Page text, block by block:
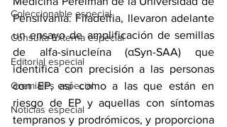
Coleccionable especial
Consulta Externa especial
Editorial especial
Gremiales especial
Noticias especial
Pensilvania. Filadelfia, llevaron adelante
un ensayo de amplificación de semillas
de alfa-sinucleína (αSyn-SAA) que
identifica con precisión a las personas
con EP, así como a las que están en
riesgo de EP y aquellas con síntomas
tempranos y prodrómicos, y proporciona